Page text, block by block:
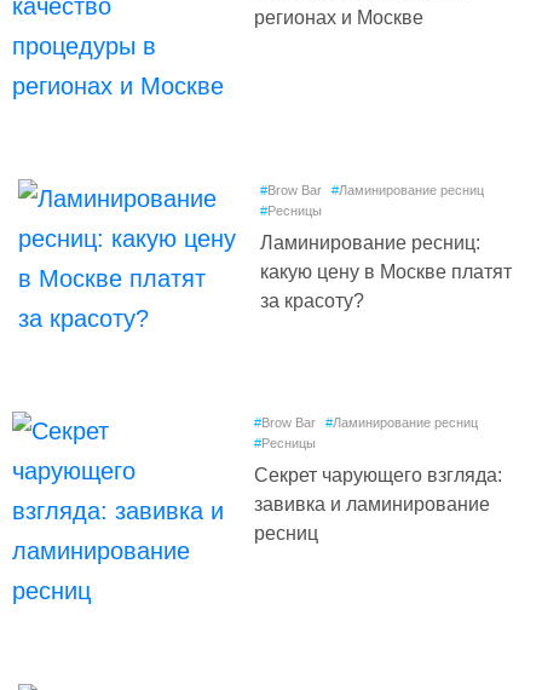
регионах и Москве
#Brow Bar #Ламинирование ресниц
#Ресницы
Ламинирование ресниц:
какую цену в Москве платят
за красоту?
#Brow Bar #Ламинирование ресниц
#Ресницы
Секрет чарующего взгляда:
завивка и ламинирование
ресниц